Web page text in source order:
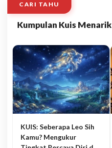
CARI TAHU
Kumpulan Kuis Menarik
KUIS: Seberapa Leo Sih
Kamu? Mengukur